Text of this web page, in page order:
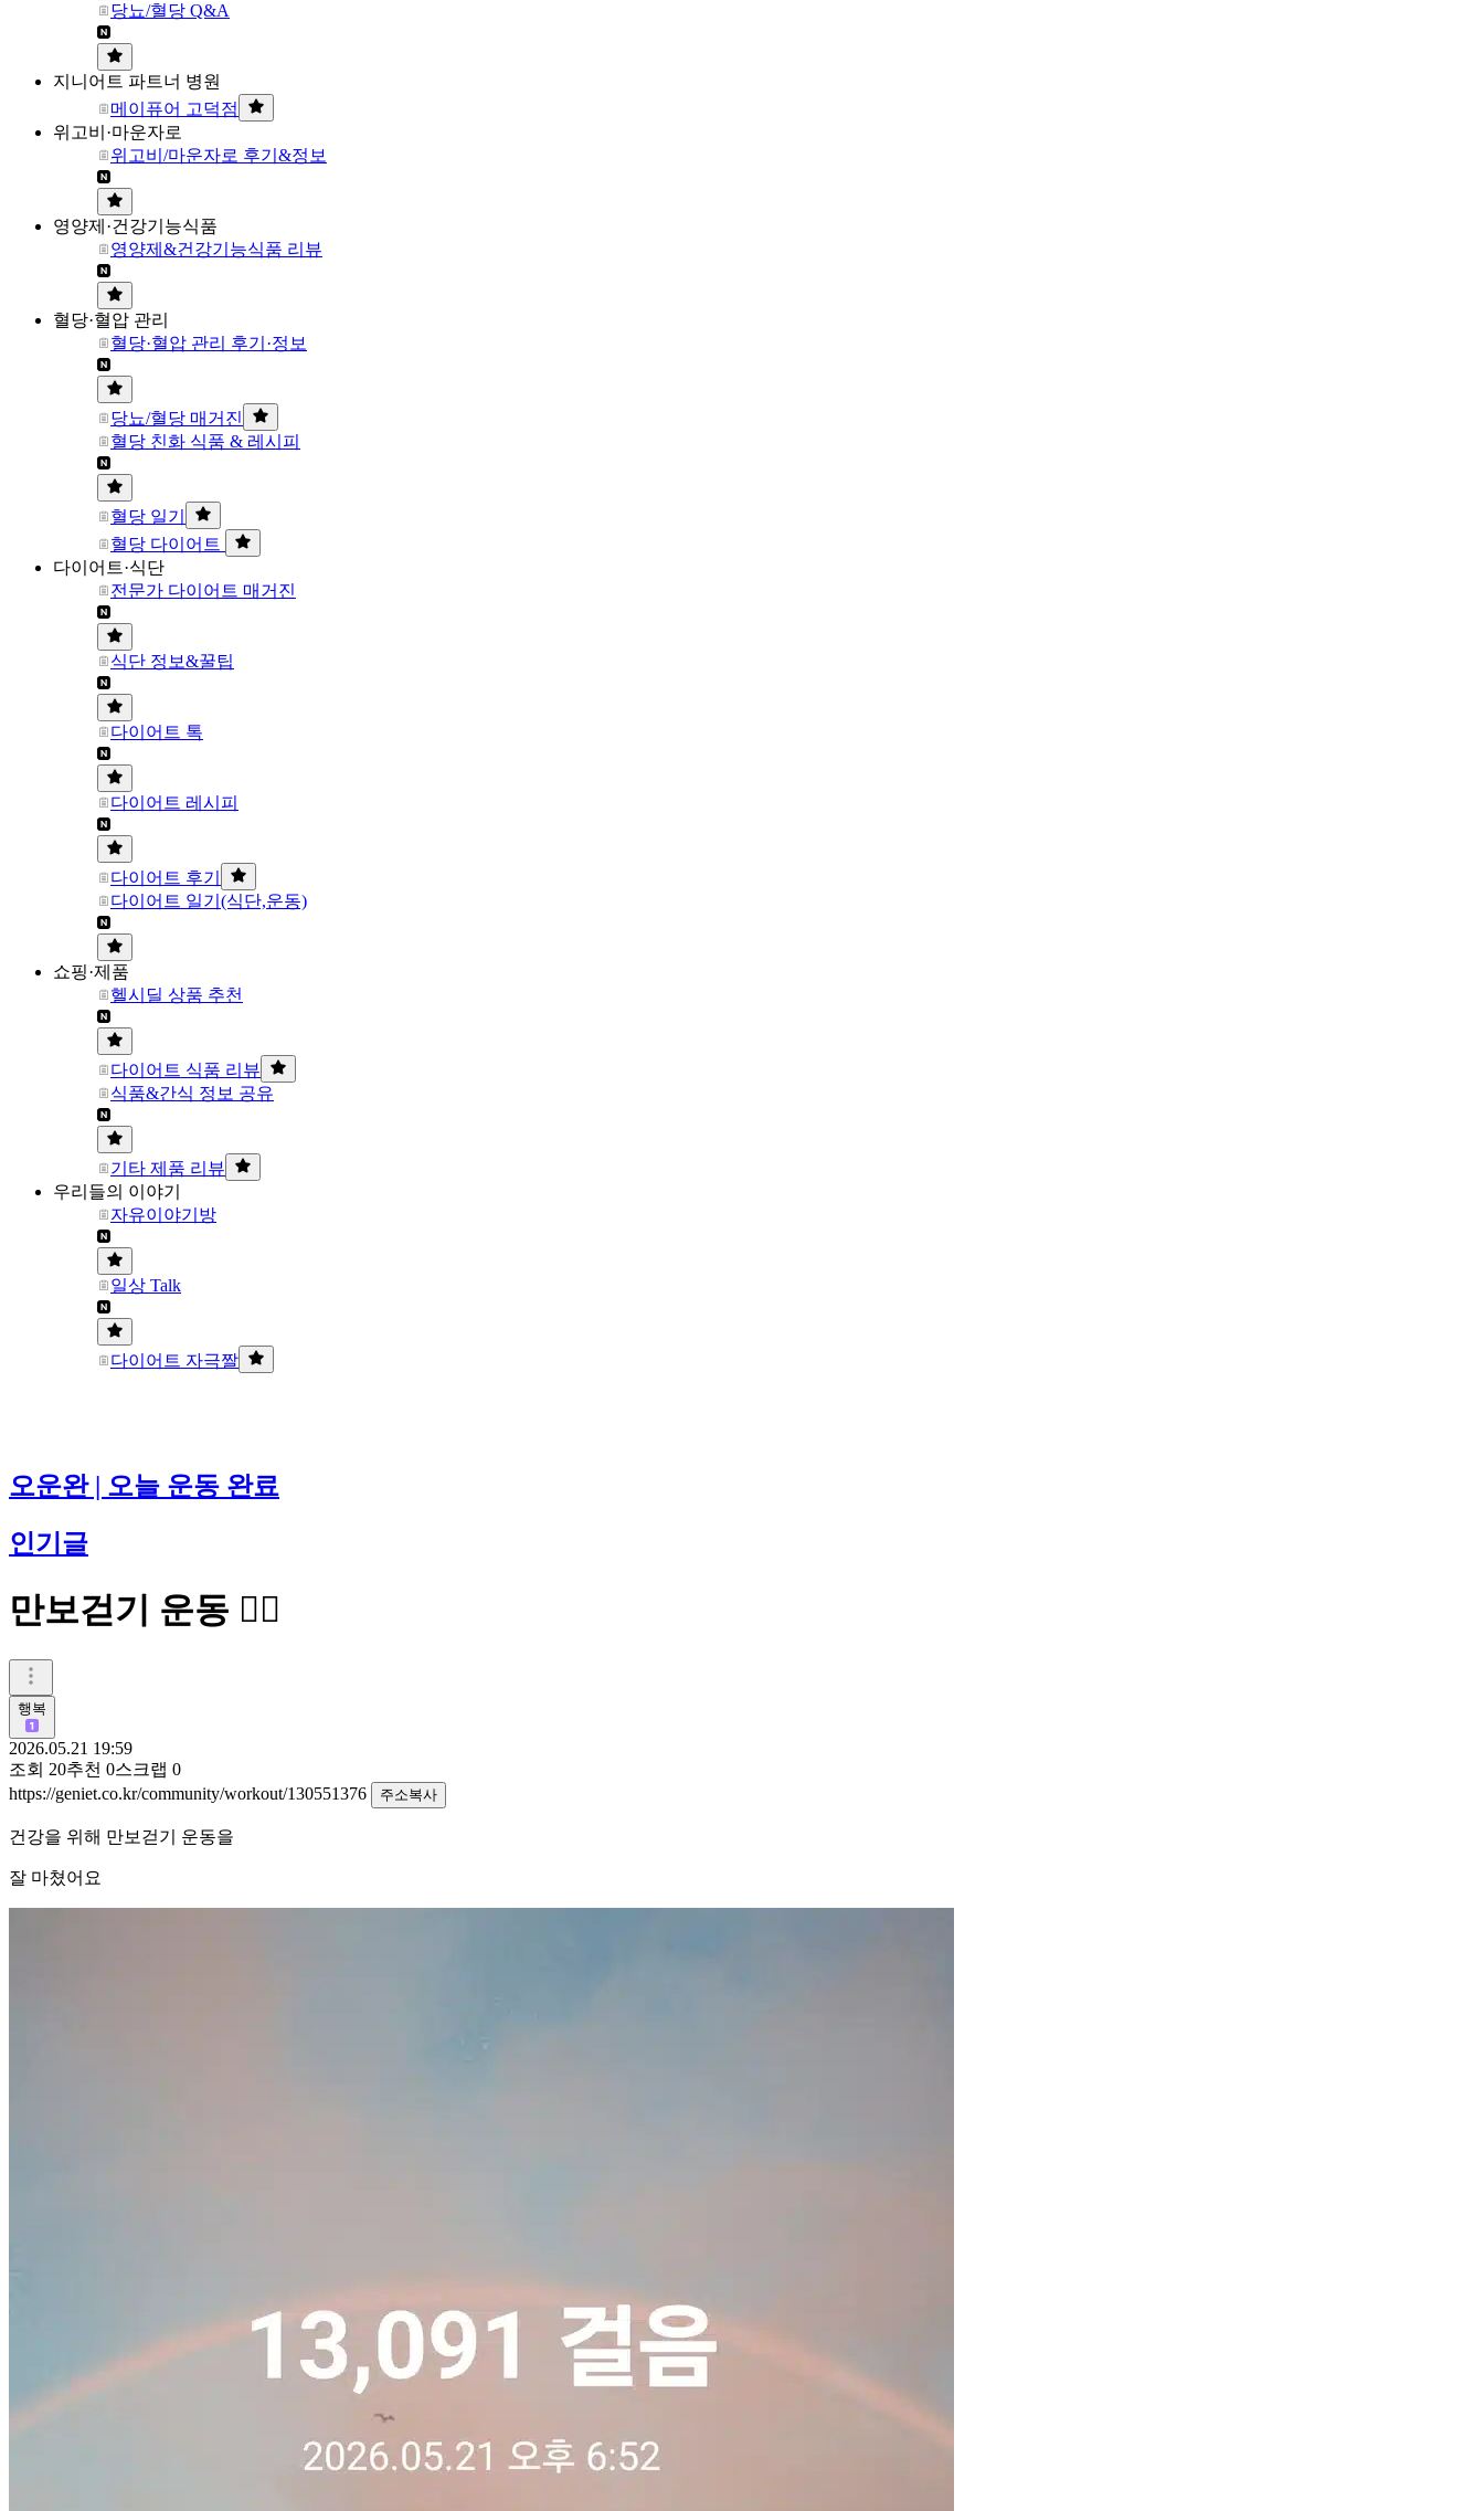
당뇨/혈당 Q&A
지니어트 파트너 병원
메이퓨어 고덕점
위고비·마운자로
위고비/마운자로 후기&정보
영양제·건강기능식품
영양제&건강기능식품 리뷰
혈당·혈압 관리
혈당·혈압 관리 후기·정보
당뇨/혈당 매거진
혈당 친화 식품 & 레시피
혈당 일기
혈당 다이어트
다이어트·식단
전문가 다이어트 매거진
식단 정보&꿀팁
다이어트 톡
다이어트 레시피
다이어트 후기
다이어트 일기(식단,운동)
쇼핑·제품
헬시딜 상품 추천
다이어트 식품 리뷰
식품&간식 정보 공유
기타 제품 리뷰
우리들의 이야기
자유이야기방
일상 Talk
다이어트 자극짤
오운완 | 오늘 운동 완료
인기글
만보걷기 운동 🚶‍♀️
행복
2026.05.21 19:59
조회 20추천 0스크랩 0
https://geniet.co.kr/community/workout/130551376
주소복사
건강을 위해 만보걷기 운동을
잘 마쳤어요